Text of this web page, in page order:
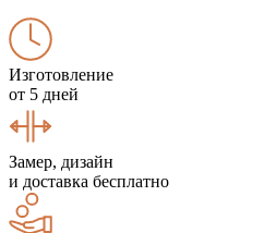
Изготовление
от 5 дней
Замер, дизайн
и доставка бесплатно